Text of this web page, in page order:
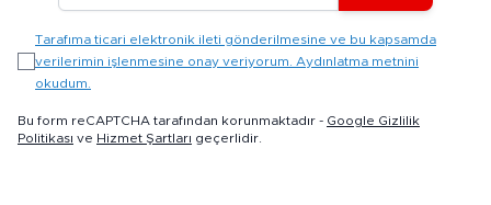
Tarafıma ticari elektronik ileti gönderilmesine ve bu kapsamda
verilerimin işlenmesine onay veriyorum. Aydınlatma metnini
okudum.
Bu form reCAPTCHA tarafından korunmaktadır - Google Gizlilik
Politikası ve Hizmet Şartları geçerlidir.